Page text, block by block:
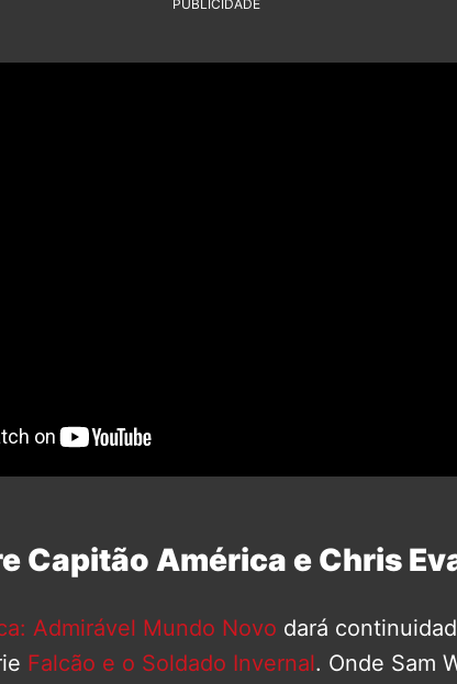
PUBLICIDADE
Capitão América e Chris
Admirável Mundo Novo dará
Falcão e o Soldado Invernal. Onde Sam